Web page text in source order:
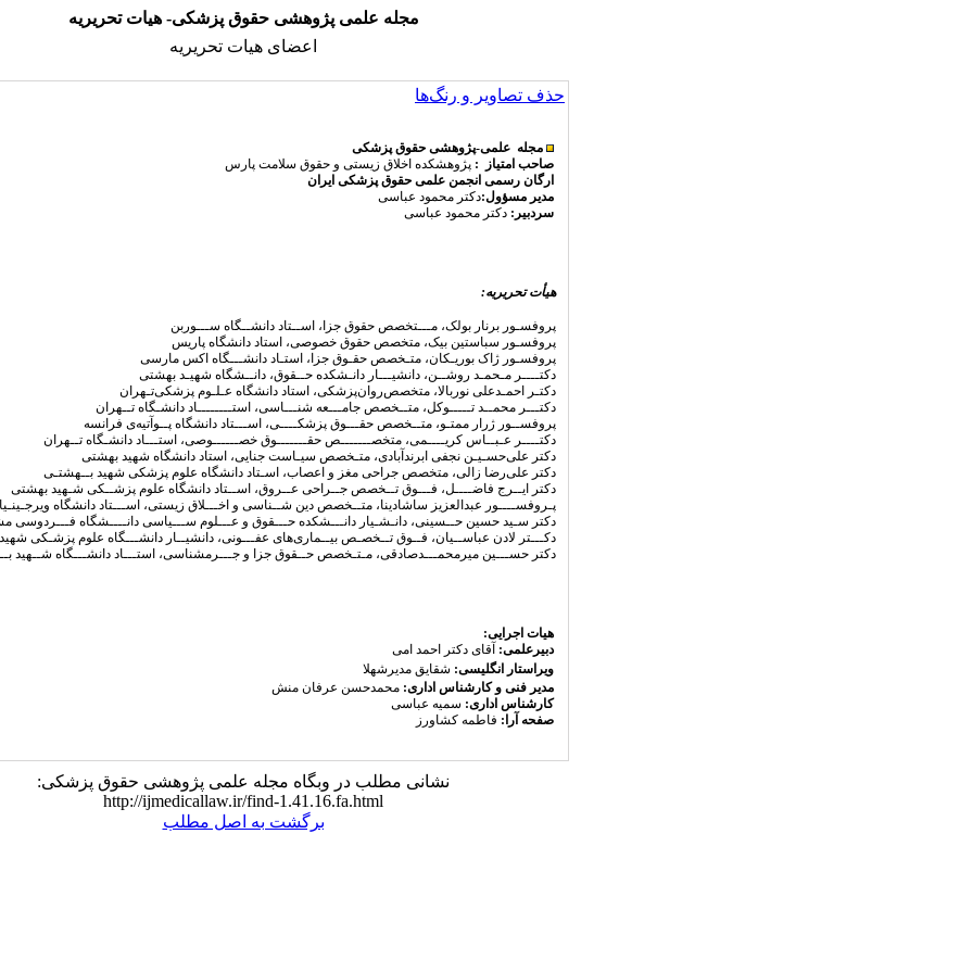
مجله علمی پژوهشی حقوق پزشکی- هیات تحریریه
اعضای هیات تحریریه
حذف تصاویر و رنگ‌ها
مجله علمی-پژوهشی حقوق پزشکی
صاحب امتیاز : پژوهشکده اخلاق زیستی و حقوق سلامت پارس
ارگان رسمی انجمن علمی حقوق پزشکی ایران
مدیر مسؤول:دکتر محمود عباسی
سردبیر: دکتر محمود عباسی
هیأت تحریریه:
پروفسـور برنار بولک، مـــتخصص حقوق جزا، اســتاد دانشــگاه ســـوربن
پروفسـور سباستین بیک، متخصص حقوق خصوصی، استاد دانشگاه پاریس
پروفسـور ژاک بوریـکان، متـخصص حقـوق جزا، استـاد دانشـــگاه اکس مارسی
دکتــــر مـحمـد روشــن، دانشیـــار دانـشکده حــقوق، دانــشگاه شهیـد بهشتی
دکتـر احمـدعلی نوربالا، متخصص‌روان‌پزشکی، استاد دانشگاه عـلـوم پزشکی‌تـهران
دکتـــر محمــد تـــــوکل، متــخصص جامـــعه شنـــاسی، استــــــــاد دانشـگاه تــهران
پروفســور ژرار ممتـو، متــخصص حقـــوق پزشکــــی، اســـتاد دانشگاه پــوآتیه‌ی فرانسه
دکتــــر عـبــاس کریــــمی، متخصـــــــص حقـــــــوق خصــــــوصی، استـــاد دانشـگاه تــهران
دکتر علیحسـیـن‌ نجفی ­ابرندآبادی، متـخصص­ سیـاست­ جنایی، استاد­ دانشگاه شهید بهشتی
دکتر علی‌رضا زالی، متخصص جراحی مغز و اعصاب، اسـتاد دانشگاه علوم پزشکی شهید بــهشتـی
دکتر ایــرج فاضــــل، فـــوق تــخصص جــراحی عــروق، اســتاد دانشگاه علوم پزشــکی شـهید بهشتی
پـروفســــور عبدالعزیز ساشادینا، متــخصص دین شــناسی و اخـــلاق زیستی، اســـتاد دانشگاه ویرجـینـیا
دکتر سـید حسین حــسینی، دانـشـیار دانـــشکده حـــقوق و عـــلوم ســـیاسی دانــــشگاه فـــردوسی
دکـــتر لادن عباســیان، فــوق تــخصـص بیــماری‌های عفـــونی، دانشیــار دانشـــگاه علوم پزشـکی
دکتر حســـین میرمحمـــدصادقی، مـتـخصص حــقوق جزا و جـــرمشناسی، استـــاد دانشـــگاه شــهید
هیات اجرایی:
دبیرعلمی: آقای دکتر احمد امی
ویراستار انگلیسی: شقایق مدیرشهلا
مدیر فنی و کارشناس اداری: محمدحسن عرفان منش
کارشناس اداری: سمیه عباسی
صفحه آرا: فاطمه کشاورز
نشانی مطلب در وبگاه مجله علمی پژوهشی حقوق پزشکی:
http://ijmedicallaw.ir/find-1.41.16.fa.html
برگشت به اصل مطلب